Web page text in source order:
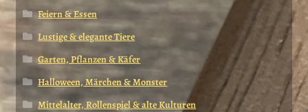
Feiern & Essen
Lustige & elegante Tiere
Garten, Pflanzen & Käfer
Halloween, Märchen & Monster
Mittelalter, Rollenspiel & alte Kulturen